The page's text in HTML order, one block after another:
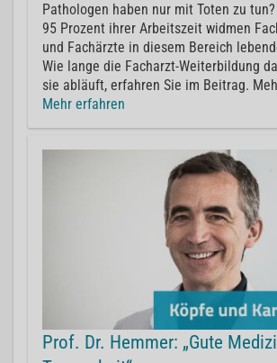
Pathologen haben nur mit Toten zu
95 Prozent ihrer Arbeitszeit widmen
und Fachärzte in diesem Bereich
Wie lange die Facharzt-Weiterbildung
sie abläuft, erfahren Sie im Beitrag.
Mehr erfahren
Prof. Dr. Hemmer: „Gute